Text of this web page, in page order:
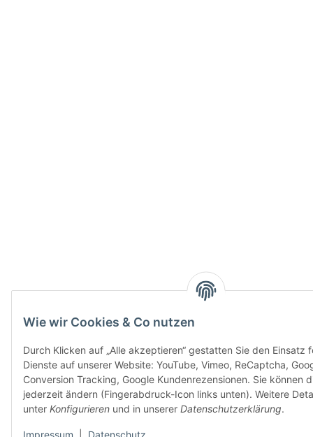
Wie wir Cookies & Co nutzen
Durch Klicken auf „Alle akzeptieren“ gestatten Sie den Einsatz
Dienste auf unserer Website: YouTube, Vimeo, ReCaptcha,
Conversion Tracking, Google Kundenrezensionen. Sie können
jederzeit ändern (Fingerabdruck-Icon links unten). Weitere
unter Konfigurieren und in unserer Datenschutzerklärung.
Impressum Datenschutz